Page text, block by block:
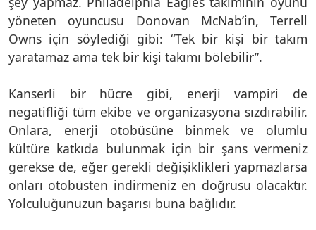
yöneten oyuncusu Donovan McNab’in, Terrell
Owns için söylediği gibi: “Tek bir kişi bir takım
yaratamaz ama tek bir kişi takımı bölebilir”.
Kanserli bir hücre gibi, enerji vampiri de
negatifliği tüm ekibe ve organizasyona sızdırabilir.
Onlara, enerji otobüsüne binmek ve olumlu
kültüre katkıda bulunmak için bir şans vermeniz
gerekse de, eğer gerekli değişiklikleri yapmazlarsa
onları otobüsten indirmeniz en doğrusu olacaktır.
Yolculuğunuzun başarısı buna bağlıdır.